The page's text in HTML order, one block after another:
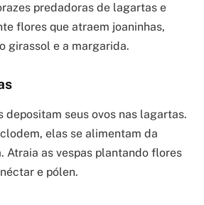
predadoras de lagartas e
flores que atraem joaninhas,
girassol e a margarida.
depositam seus ovos nas lagartas.
elas se alimentam da
Atraia as vespas plantando flores
e pólen.